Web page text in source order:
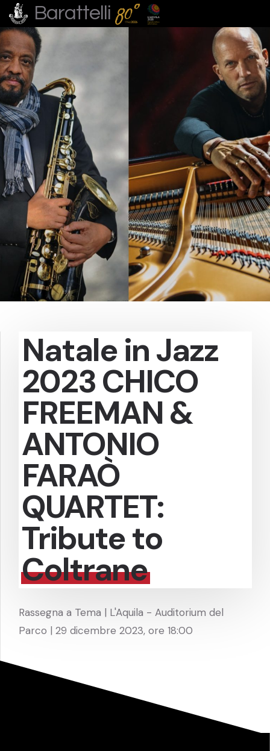
Barattelli
Natale in Jazz
2023 CHICO
FREEMAN &
ANTONIO
FARAÒ
QUARTET:
Tribute to
Coltrane
Rassegna a Tema | L'Aquila - Auditorium del
Parco | 29 dicembre 2023, ore 18:00